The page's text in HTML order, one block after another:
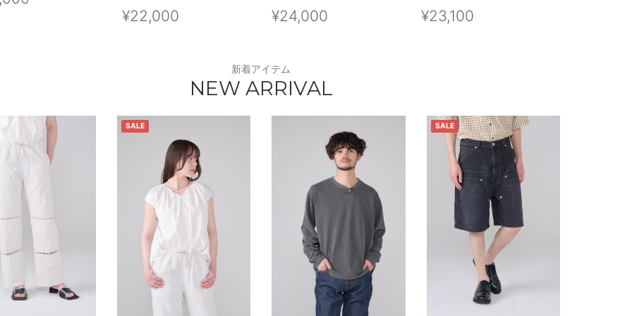
¥22,000 ¥24,000 ¥23,100
新着アイテム
NEW ARRIVAL
SALE SALE